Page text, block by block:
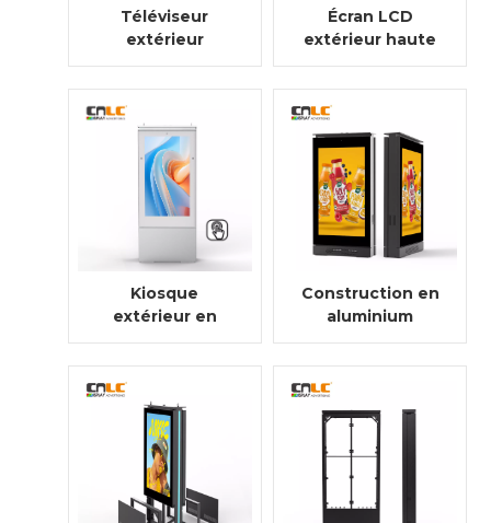
Téléviseur
extérieur
commercial 4K
conçu pour
l'affichage
numérique
extérieur
Écran LCD
extérieur haute
luminosité pour
affichage
numérique
commercial
Kiosque
extérieur en
verre antireflet
avec écran multi-
Construction en
aluminium
extérieure
interactive de
conception de
double visage de
kiosque
d'affichage à
cristaux liquides